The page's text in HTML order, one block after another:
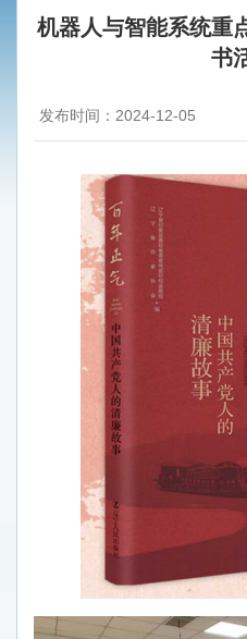
机器人与智能系统重
书
发布时间：2024-12-05